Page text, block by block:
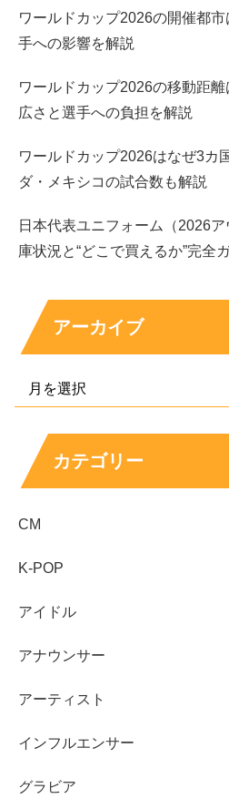
ワールドカップ2026の開催都
手への影響を解説
ワールドカップ2026の移動距
広さと選手への負担を解説
ワールドカップ2026はなぜ3カ
ダ・メキシコの試合数も解説
日本代表ユニフォーム（2026
庫状況と“どこで買えるか”完全
アーカイブ
カテゴリー
CM
K-POP
アイドル
アナウンサー
アーティスト
インフルエンサー
グラビア